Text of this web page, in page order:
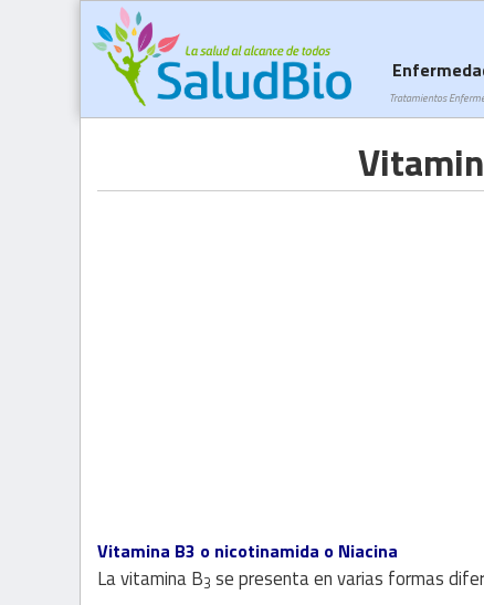
Vitamina B3 o nicotinamida o Niacina
La vitamina B3 se presenta en varias formas
Tratamientos